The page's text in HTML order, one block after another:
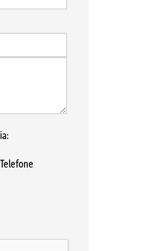
Telefone